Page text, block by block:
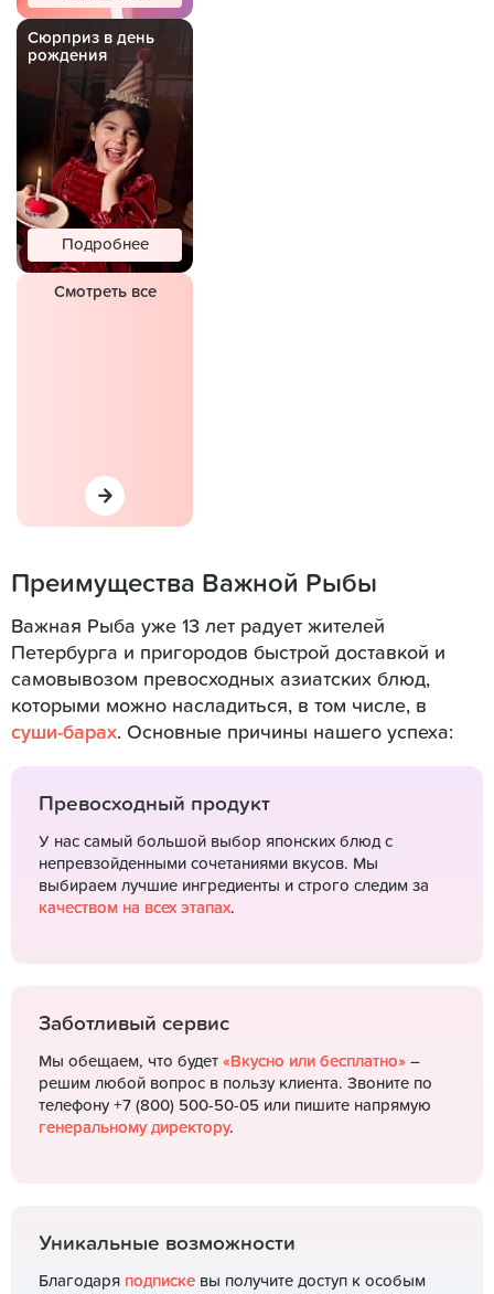
Сюрприз в день
рождения
Подробнее
Смотреть все
Преимущества Важной Рыбы
Важная Рыба уже 13 лет радует жителей
Петербурга и пригородов быстрой доставкой и
самовывозом превосходных азиатских блюд,
которыми можно насладиться, в том числе, в
суши-барах. Основные причины нашего успеха:
Превосходный продукт
У нас самый большой выбор японских блюд с
непревзойденными сочетаниями вкусов. Мы
выбираем лучшие ингредиенты и строго следим за
качеством на всех этапах.
Заботливый сервис
Мы обещаем, что будет «Вкусно или бесплатно» –
решим любой вопрос в пользу клиента. Звоните по
телефону +7 (800) 500-50-05 или пишите напрямую
генеральному директору.
Уникальные возможности
Благодаря подписке вы получите доступ к особым